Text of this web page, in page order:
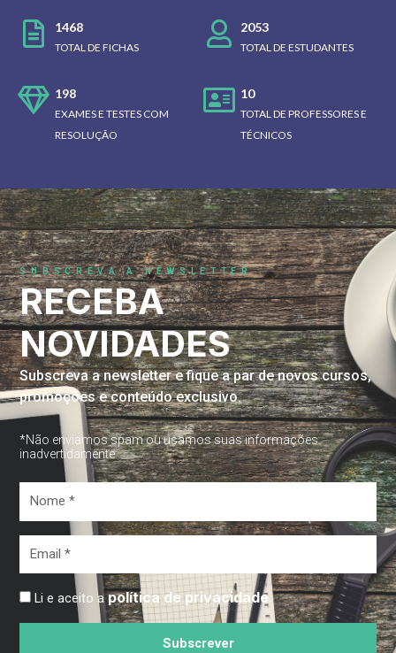
1468
TOTAL DE FICHAS
2053
TOTAL DE ESTUDANTES
198
EXAMES E TESTES COM
RESOLUÇÃO
10
TOTAL DE PROFESSORES E
TÉCNICOS
SUBSCREVA A NEWSLETTER
RECEBA
NOVIDADES
Subscreva a newsletter e fique a par de novos cursos,
promoções e conteúdo exclusivo.
*Não enviamos spam ou usamos suas informações
inadvertidamente
Li e aceito apolítica de privacidade
Subscrever